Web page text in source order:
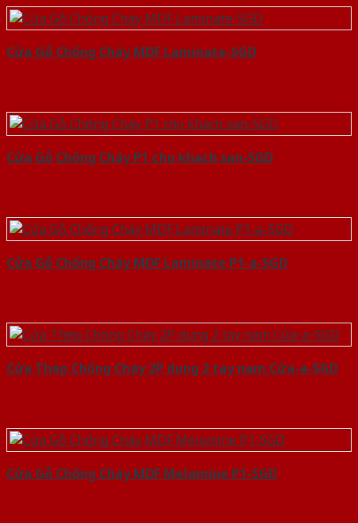
Cửa Gỗ Chống Cháy MDF Laminate-SGD
Cửa Gỗ Chống Cháy P1 cho khach san-SGD
Cửa Gỗ Chống Cháy MDF Laminate P1-a-SGD
Cửa Thép Chống Cháy 2P dung 2 tay nam Cửa-a-SGD
Cửa Gỗ Chống Cháy MDF Melamine P1-SGD